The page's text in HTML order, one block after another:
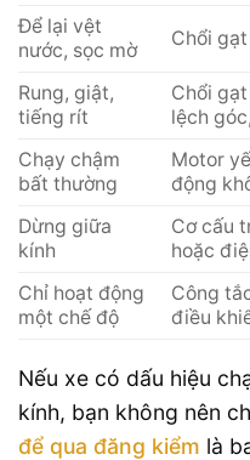
Để lại vệt
nước, sọc mờ
Chổi
Rung, giật,
tiếng rít
Chổi
lệch
Chạy chậm
bất thường
Motor
động
Dừng giữa
kính
Cơ cấu
hoặc
Chỉ hoạt động
một chế độ
Công
điều
Nếu xe có dấu hiệu
kính, bạn không nên
để qua đăng kiểm là